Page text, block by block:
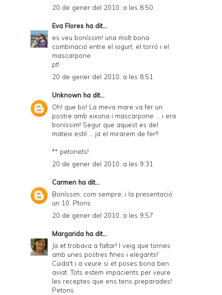
20 de gener del 2010, a les 8:50
Eva Flores ha dit...
es veu boníssim! una molt bona
combinació entre el iogurt, el torró i el
mascarpone.
pt!
20 de gener del 2010, a les 8:51
Unknown ha dit...
Oh! que bo! La meva mare va fer un
postre amb xixona i mascarpone ... i era
bonissim! Segur que aquest es del
mateix estil ... ja el mirarem de fer!!
** petonets!
20 de gener del 2010, a les 9:31
Carmen ha dit...
Boníssim, com sempre, i la presentació
un 10. Ptons
20 de gener del 2010, a les 9:57
Margarida ha dit...
Ja et trobava a faltar! I veig que tornes
amb unes postres fines i elegants!
Cuida't i a veure si et poses bona ben
aviat. Tots estem impacients per veure
les receptes que ens tens preparades!
Petons